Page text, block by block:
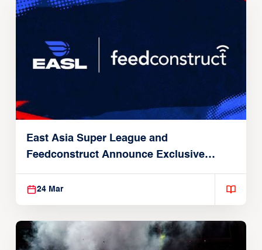
East Asia Super League and
Feedconstruct Announce Exclusive
Global Partnership
24 Mar